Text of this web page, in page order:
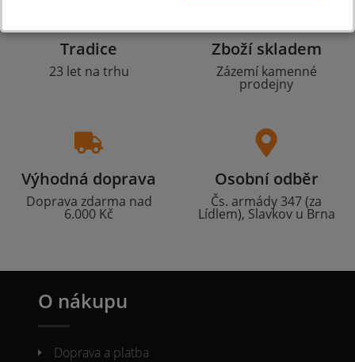
Tradice
23 let na trhu
Zboží skladem
Zázemí kamenné
prodejny
Výhodná doprava
Doprava zdarma nad
6.000 Kč
Osobní odběr
Čs. armády 347 (za
Lídlem), Slavkov u Brna
O nákupu
Doprava a platba